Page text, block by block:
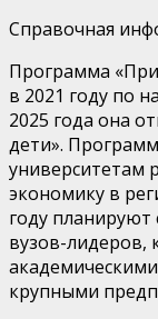
Справочная
Программа «
в 2021 году по
2025 года она
дети».
университетам
экономику в
году
вузов-лидеров,
крупными